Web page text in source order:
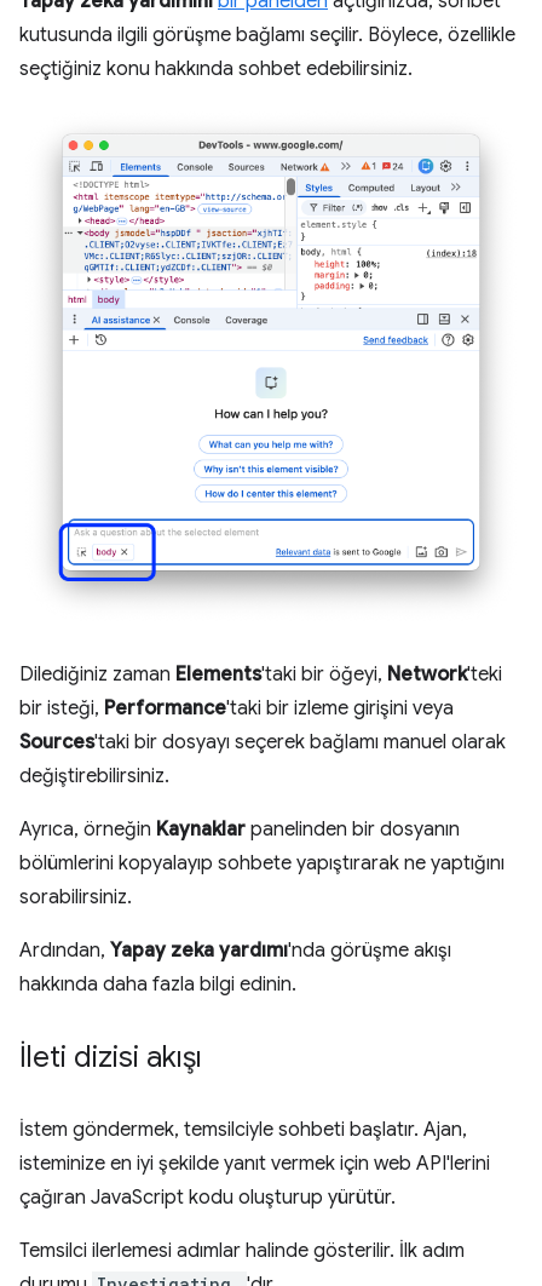
kutusunda ilgili görüşme bağlamı seçilir. Böylece, özellikle
seçtiğiniz konu hakkında sohbet edebilirsiniz.
Dilediğiniz zaman Elements'taki bir öğeyi, Network'teki
bir isteği, Performance'taki bir izleme girişini veya
Sources'taki bir dosyayı seçerek bağlamı manuel olarak
değiştirebilirsiniz.
Ayrıca, örneğin Kaynaklar panelinden bir dosyanın
bölümlerini kopyalayıp sohbete yapıştırarak ne yaptığını
sorabilirsiniz.
Ardından, Yapay zeka yardımı'nda görüşme akışı
hakkında daha fazla bilgi edinin.
İleti dizisi akışı
İstem göndermek, temsilciyle sohbeti başlatır. Ajan,
isteminize en iyi şekilde yanıt vermek için web API'lerini
çağıran JavaScript kodu oluşturup yürütür.
Temsilci ilerlemesi adımlar halinde gösterilir. İlk adım